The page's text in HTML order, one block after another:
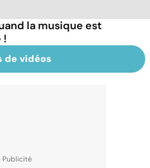
la musique est
!
de vidéos